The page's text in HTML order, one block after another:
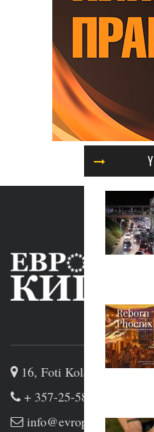
16, Foti Kolakidi str,
+ 357-25-581133
info@evropakipr.com